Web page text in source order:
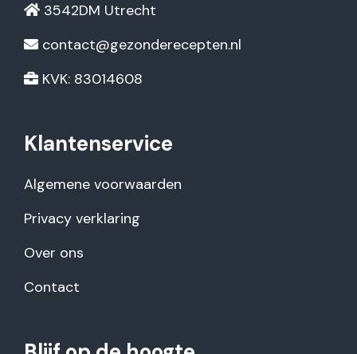
3542DM Utrecht
contact@gezonderecepten.nl
KVK: 83014608
Klantenservice
Algemene voorwaarden
Privacy verklaring
Over ons
Contact